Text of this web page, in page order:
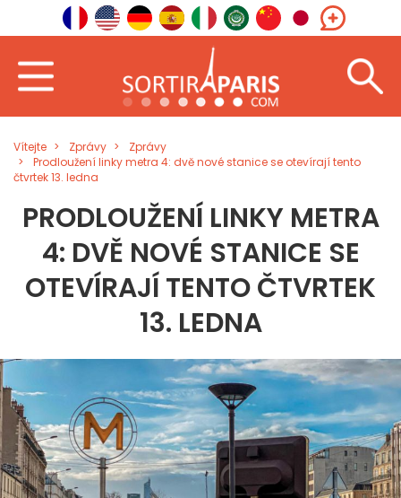
Vítejte Zprávy
Zprávy
Prodloužení linky metra 4: dvě nové stanice se otevírají tento
čtvrtek 13. ledna
PRODLOUŽENÍ LINKY METRA
4: DVĚ NOVÉ STANICE SE
OTEVÍRAJÍ TENTO ČTVRTEK
13. LEDNA